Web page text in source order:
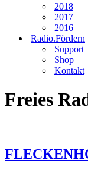
2018
2017
2016
Radio.Fördern
Support
Shop
Kontakt
Freies